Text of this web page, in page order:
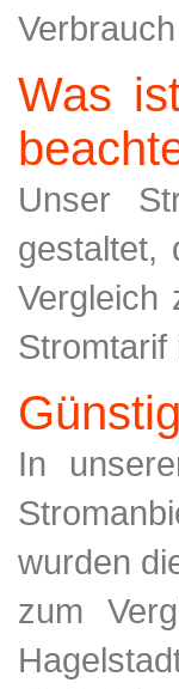
Was
Unser
gestaltet,
Vergleich
Stromtarif
In
wurden
zum